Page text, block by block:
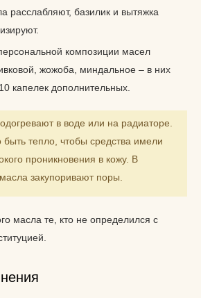
расслабляют, базилик и вытяжка
композиции масел
жожоба, миндальное – в них
капелек дополнительных.
в воде или на радиаторе.
тепло, чтобы средства имели
проникновения в кожу. В
закупоривают поры.
масла те, кто не определился с